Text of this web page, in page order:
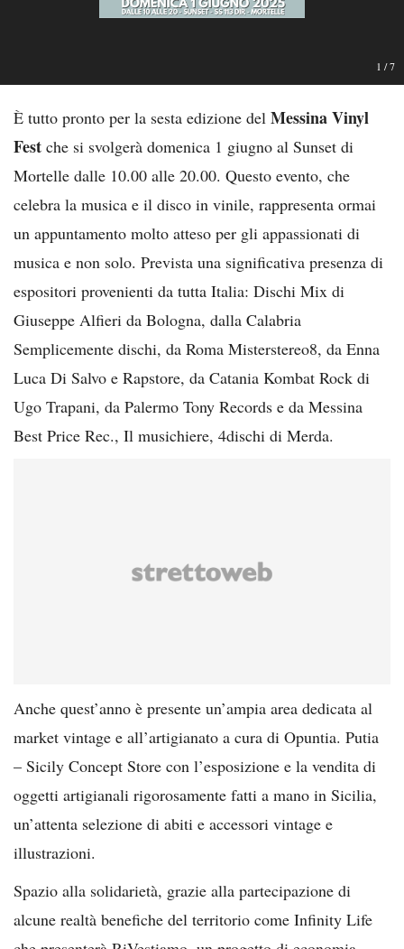
1 /7
È tutto pronto per la sesta edizione del Messina Vinyl
Fest che si svolgerà domenica 1 giugno al Sunset di
Mortelle dalle 10.00 alle 20.00. Questo evento, che
celebra la musica e il disco in vinile, rappresenta ormai
un appuntamento molto atteso per gli appassionati di
musica e non solo. Prevista una significativa presenza di
espositori provenienti da tutta Italia: Dischi Mix di
Giuseppe Alfieri da Bologna, dalla Calabria
Semplicemente dischi, da Roma Misterstereo8, da Enna
Luca Di Salvo e Rapstore, da Catania Kombat Rock di
Ugo Trapani, da Palermo Tony Records e da Messina
Best Price Rec., Il musichiere, 4dischi di Merda.
Anche quest’anno è presente un’ampia area dedicata al
market vintage e all’artigianato a cura di Opuntia. Putia
– Sicily Concept Store con l’esposizione e la vendita di
oggetti artigianali rigorosamente fatti a mano in Sicilia,
un’attenta selezione di abiti e accessori vintage e
illustrazioni.
Spazio alla solidarietà, grazie alla partecipazione di
alcune realtà benefiche del territorio come Infinity Life